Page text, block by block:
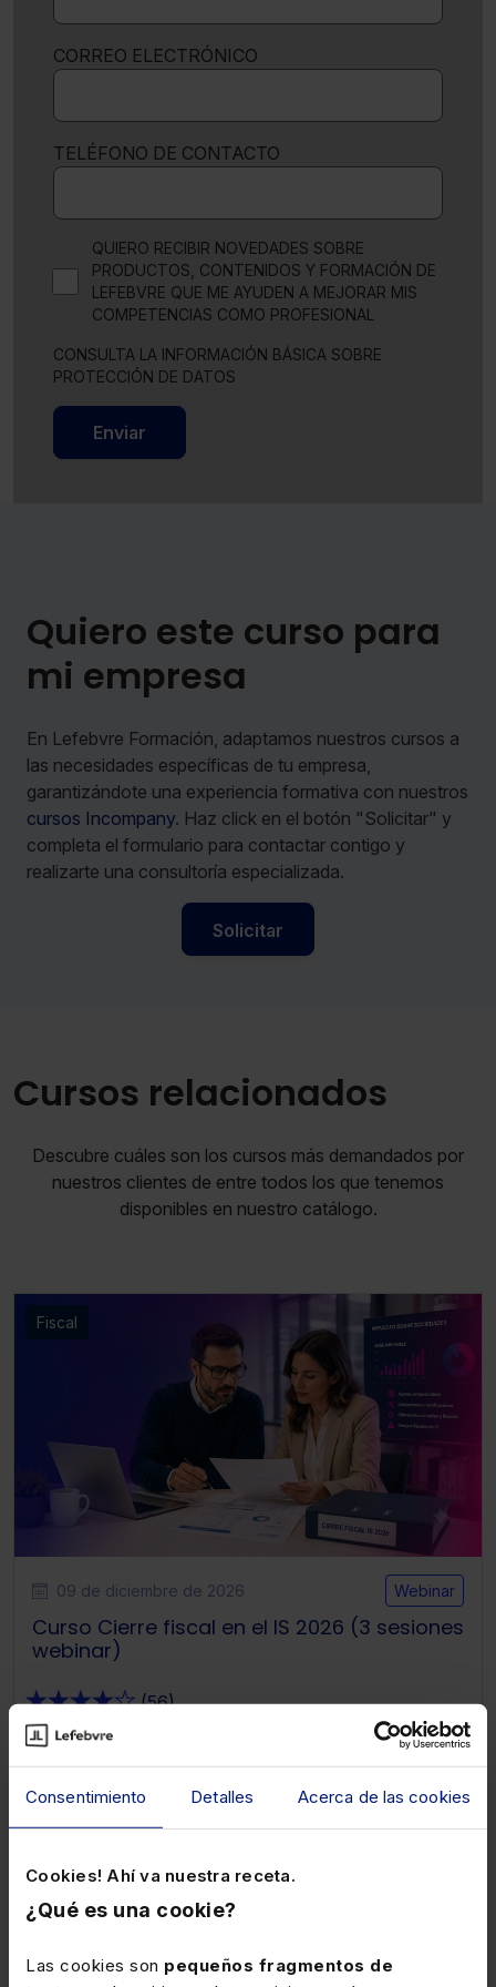
Consentimiento Detalles Acerca de las cookies
Cookies! Ahí va nuestra receta.
¿Qué es una cookie?
Las cookies son pequeños fragmentos de
CORREO ELECTRÓNICO
TELÉFONO DE CONTACTO
QUIERO RECIBIR NOVEDADES SOBRE
PRODUCTOS, CONTENIDOS Y FORMACIÓN DE
LEFEBVRE QUE ME AYUDEN A MEJORAR MIS
COMPETENCIAS COMO PROFESIONAL
CONSULTA LA INFORMACIÓN BÁSICA SOBRE
PROTECCIÓN DE DATOS
Enviar
Quiero este curso para
mi empresa
En Lefebvre Formación, adaptamos nuestros cursos a
las necesidades específicas de tu empresa,
garantizándote una experiencia formativa con nuestros
cursos Incompany. Haz click en el botón "Solicitar" y
completa el formulario para contactar contigo y
realizarte una consultoría especializada.
Solicitar
Cursos relacionados
Descubre cuáles son los cursos más demandados por
nuestros clientes de entre todos los que tenemos
disponibles en nuestro catálogo.
Fiscal
09 de diciembre de 2026 Webinar
Curso Cierre fiscal en el IS 2026 (3 sesiones
webinar)
★★★★★ (56)
256€
Fiscal